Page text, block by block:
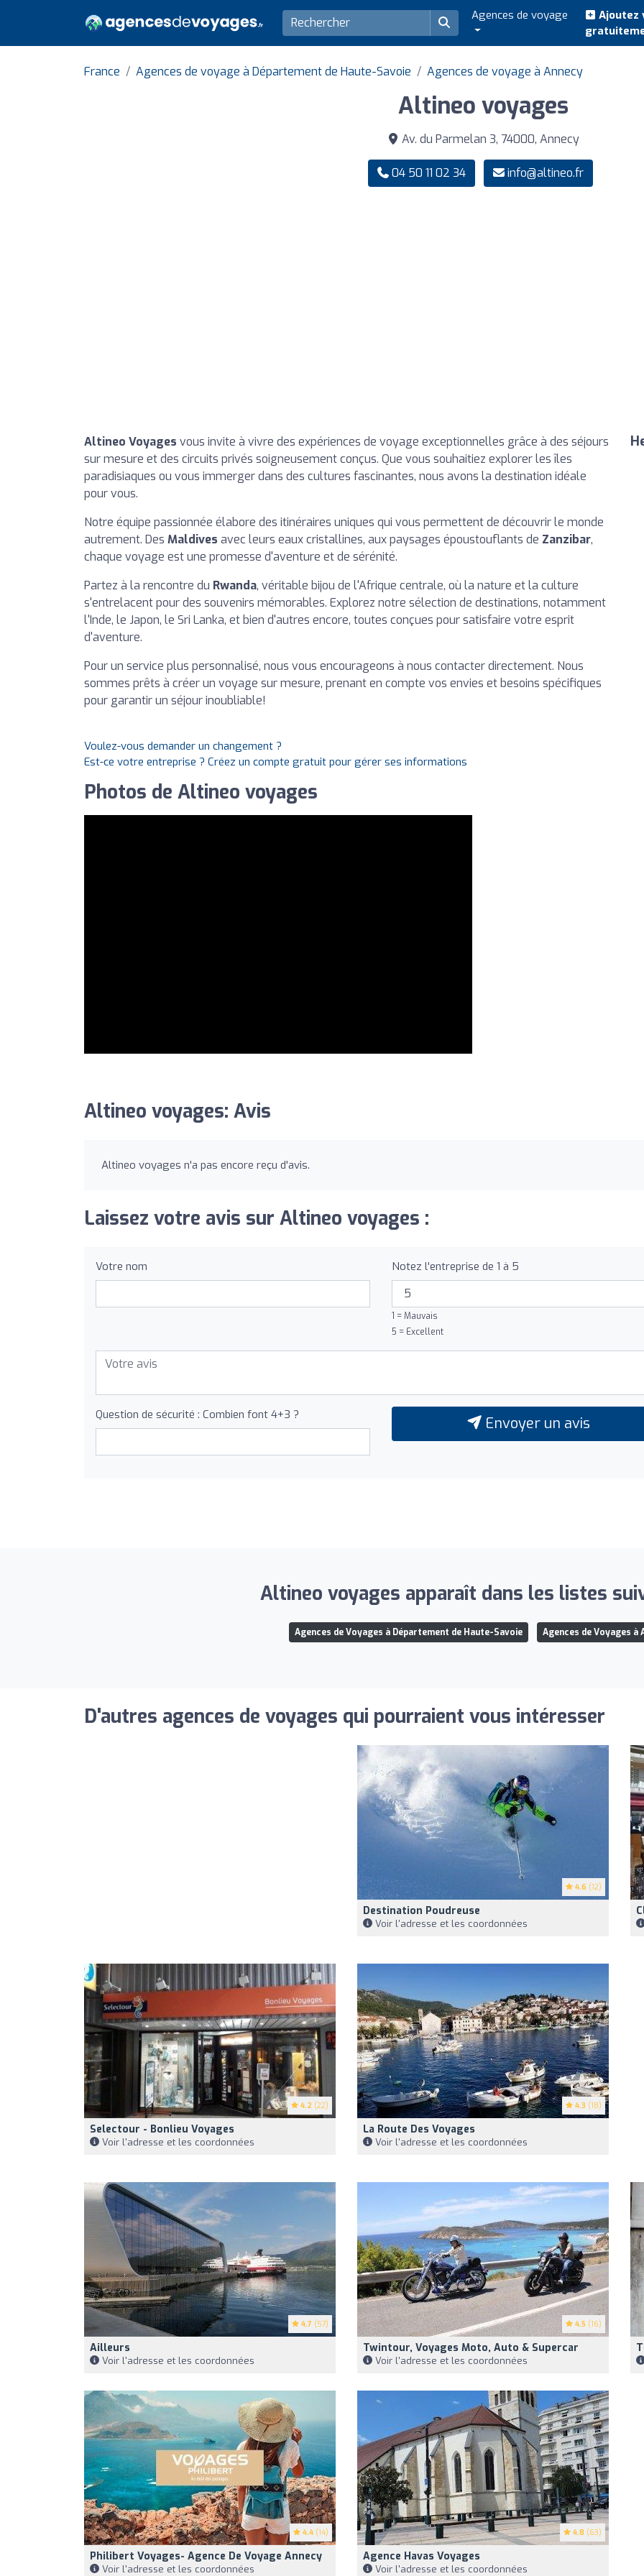
Agences de voyage
Ajoutez
France Agences de voyage à Département de Haute-Savoie Agences de voyage à Annecy
Altineo voyages
Av. du Parmelan 3, 74000, Annecy
04 50 11 02 34 info@altineo.fr
Altineo Voyages vous invite à vivre des expériences de voyage exceptionnelles grâce à des séjours
sur mesure et des circuits privés soigneusement conçus. Que vous souhaitiez explorer les îles
paradisiaques ou vous immerger dans des cultures fascinantes, nous avons la destination idéale
pour vous.
Notre équipe passionnée élabore des itinéraires uniques qui vous permettent de découvrir le monde
autrement. Des Maldives avec leurs eaux cristallines, aux paysages époustouflants de Zanzibar,
chaque voyage est une promesse d'aventure et de sérénité.
Partez à la rencontre du Rwanda, véritable bijou de l'Afrique centrale, où la nature et la culture
s'entrelacent pour des souvenirs mémorables. Explorez notre sélection de destinations, notamment
l'Inde, le Japon, le Sri Lanka, et bien d'autres encore, toutes conçues pour satisfaire votre esprit
d'aventure.
Pour un service plus personnalisé, nous vous encourageons à nous contacter directement. Nous
sommes prêts à créer un voyage sur mesure, prenant en compte vos envies et besoins spécifiques
pour garantir un séjour inoubliable!
Voulez-vous demander un changement ?
Est-ce votre entreprise ? Créez un compte gratuit pour gérer ses informations
Photos de Altineo voyages
Altineo voyages: Avis
Altineo voyages n'a pas encore reçu d'avis.
Laissez votre avis sur Altineo voyages :
Votre nom Notez l'entreprise de 1 à 5
1 = Mauvais
5 = Excellent
Question de sécurité : Combien font 4+3 ? Envoyer un avis
Altineo voyages apparaît dans les listes
Agences de Voyages à Département de Haute-Savoie Agences de Voyages à
D'autres agences de voyages qui pourraient vous intéresser
4.6 (12)
Destination Poudreuse
Voir l'adresse et les coordonnées
4.2 (22)
Selectour - Bonlieu Voyages
Voir l'adresse et les coordonnées
4.3 (18)
La Route Des Voyages
Voir l'adresse et les coordonnées
4.7 (57)
Ailleurs
Voir l'adresse et les coordonnées
4.5 (16)
Twintour, Voyages Moto, Auto & Supercar
Voir l'adresse et les coordonnées
4.4 (14)
Philibert Voyages- Agence De Voyage Annecy
Voir l'adresse et les coordonnées
4.8 (63)
Agence Havas Voyages
Voir l'adresse et les coordonnées